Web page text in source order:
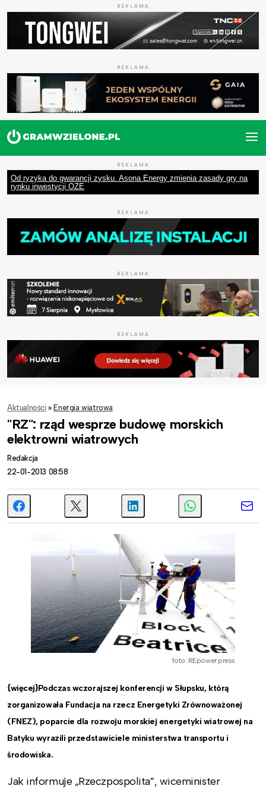
REKLAMA
REKLAMA
REKLAMA
Od ryzyka do gwarancji zysku. Asona Energy zmienia zasady gry na
rynku inwestycji OZE
REKLAMA
REKLAMA
REKLAMA
Aktualności » Energia wiatrowa
"RZ": rząd wesprze budowę morskich
elektrowni wiatrowych
Redakcja
22-01-2013 08:58
foto: REpower press
{więcej}Podczas wczorajszej konferencji w Słupsku, którą
zorganizowała Fundacja na rzecz Energetyki Zrównoważonej
(FNEZ), poparcie dla rozwoju morskiej energetyki wiatrowej na
Batyku wyrazili przedstawiciele ministerstwa transportu i
środowiska.
Jak informuje „Rzeczpospolita”, wiceminister